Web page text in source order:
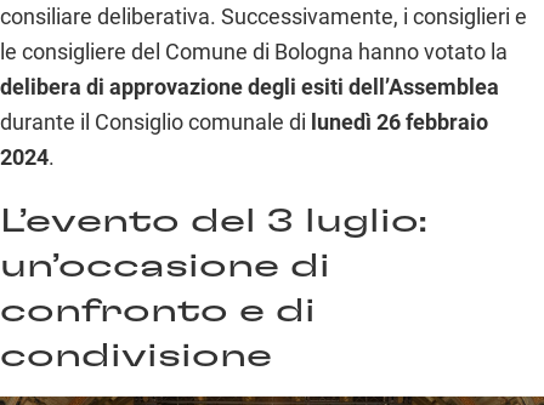
consiliare deliberativa. Successivamente, i consiglieri e
le consigliere del Comune di Bologna hanno votato la
delibera di approvazione degli esiti dell’Assemblea
durante il Consiglio comunale di lunedì 26 febbraio
2024.
L’evento del 3 luglio:
un’occasione di
confronto e di
condivisione